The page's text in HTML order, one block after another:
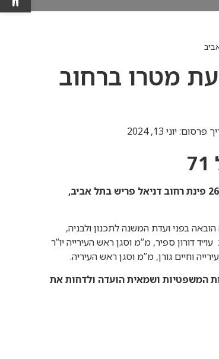
מטרו ברחוב
פרסום:יוני 13, 2024
דיון בתביעה על ירידת ערך בשל אישור קו המטרו תת״ל 71, ברחוב אבן גבירול 26 פינת רחוב דניאל פריש בתל אביב,
בפני ועדת המשנה לתכנון ולבניה,
– יפו, בתאריך כ”ג כסלו תשפ”ד 06/12/2023, בנוכחות עו״ד דורון ספיר, מ”מ וסגן ראש העירייה יו”ר
וחיים גורן, מ”מ וסגן ראש העיריה.
המשפטיות ושמאית הועדה ולדחות את